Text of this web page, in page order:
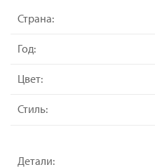
Страна:
Год:
Цвет:
Стиль:
Детали: